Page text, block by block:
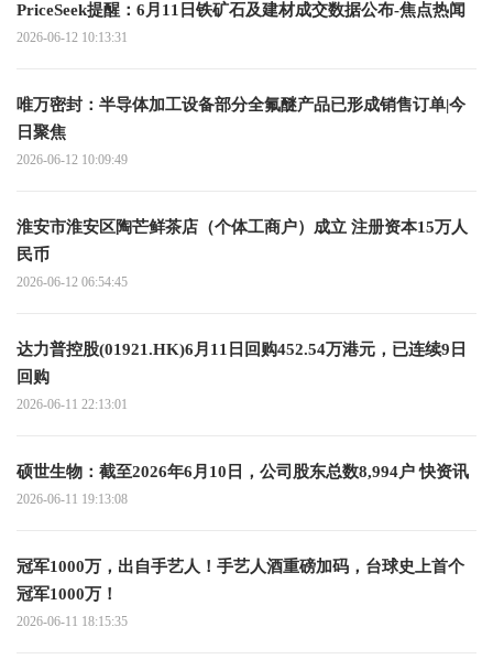
PriceSeek提醒：6月11日铁矿石及建材成交数据公布-焦点热闻
2026-06-12 10:13:31
唯万密封：半导体加工设备部分全氟醚产品已形成销售订单|今
日聚焦
2026-06-12 10:09:49
淮安市淮安区陶芒鲜茶店（个体工商户）成立 注册资本15万人
民币
2026-06-12 06:54:45
达力普控股(01921.HK)6月11日回购452.54万港元，已连续9日
回购
2026-06-11 22:13:01
硕世生物：截至2026年6月10日，公司股东总数8,994户 快资讯
2026-06-11 19:13:08
冠军1000万，出自手艺人！手艺人酒重磅加码，台球史上首个
冠军1000万！
2026-06-11 18:15:35